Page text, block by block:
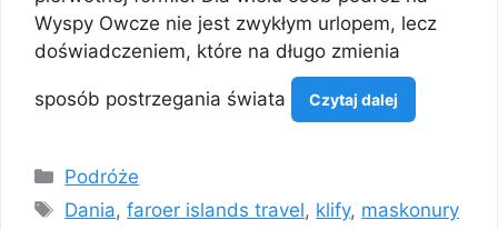
Wyspy Owcze nie jest zwykłym urlopem, lecz
doświadczeniem, które na długo zmienia
sposób postrzegania świata Czytaj dalej
Kategorie
Podróże
Tagi
Dania,faroer islands travel, klify, maskonury